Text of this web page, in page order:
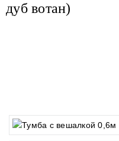
дуб вотан)